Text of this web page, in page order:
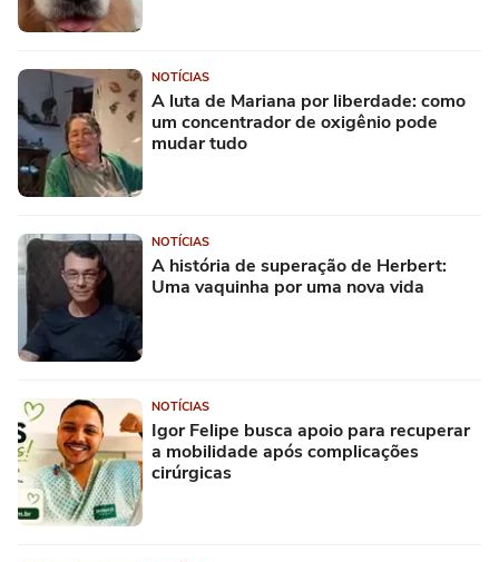
NOTÍCIAS
A luta de Mariana por liberdade: como
um concentrador de oxigênio pode
mudar tudo
NOTÍCIAS
A história de superação de Herbert:
Uma vaquinha por uma nova vida
NOTÍCIAS
Igor Felipe busca apoio para recuperar
a mobilidade após complicações
cirúrgicas